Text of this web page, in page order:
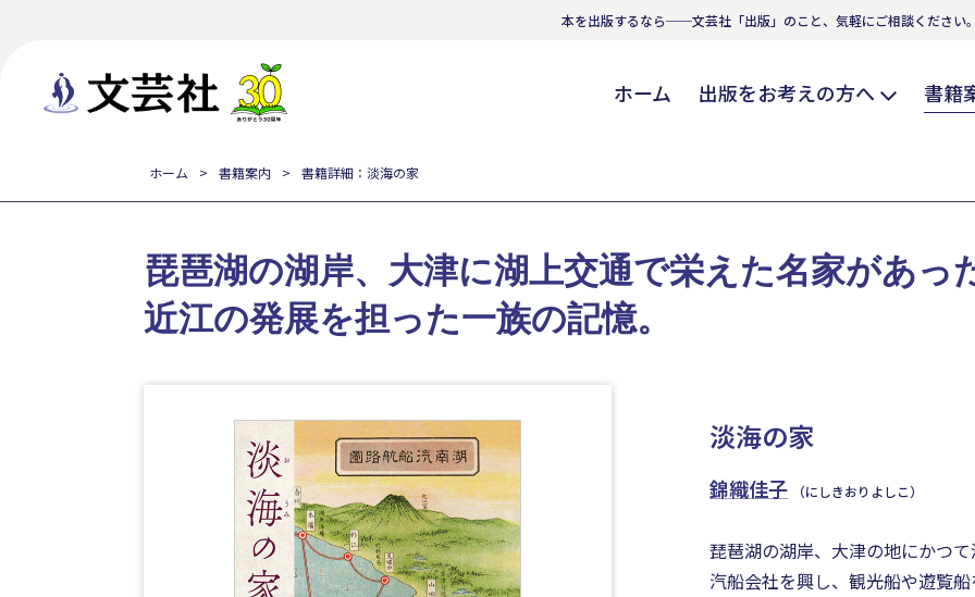
本を出版するなら──文芸社「出版」のこと、気軽にご相談ください
ホーム 出版をお考えの方へ 書籍
ホーム 書籍案内 書籍詳細：淡海の家
淡海の家
錦織佳子 （にしきおりよしこ）
琵琶湖の湖岸、大津に湖上交通で栄えた名家があっ
近江の発展を担った一族の記憶。
琵琶湖の湖岸、大津の地にかつ
汽船会社を興し、観光船や遊覧